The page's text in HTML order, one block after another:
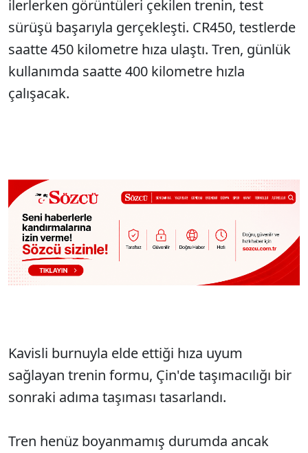
ilerlerken görüntüleri çekilen trenin, test
sürüşü başarıyla gerçekleşti. CR450, testlerde
saatte 450 kilometre hıza ulaştı. Tren, günlük
kullanımda saatte 400 kilometre hızla
çalışacak.
Kavisli burnuyla elde ettiği hıza uyum
sağlayan trenin formu, Çin'de taşımacılığı bir
sonraki adıma taşıması tasarlandı.
Tren henüz boyanmamış durumda ancak